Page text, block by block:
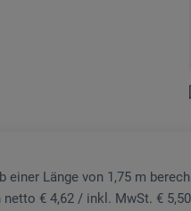
einer Länge von 1,75 m
€ 4,62 / inkl. MwSt. €